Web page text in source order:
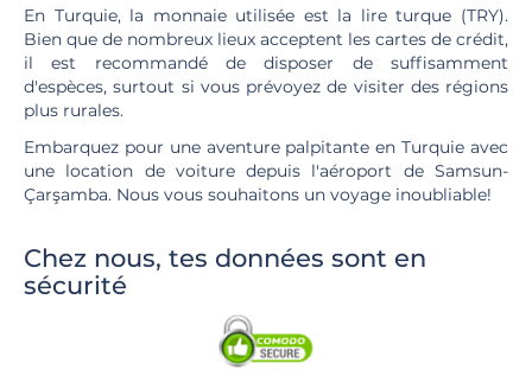
En Turquie, la monnaie utilisée est la lire turque (TRY).
Bien que de nombreux lieux acceptent les cartes de crédit,
il est recommandé de disposer de suffisamment
d'espèces, surtout si vous prévoyez de visiter des régions
plus rurales.
Embarquez pour une aventure palpitante en Turquie avec
une location de voiture depuis l'aéroport de Samsun-
Çarşamba. Nous vous souhaitons un voyage inoubliable!
Chez nous, tes données sont en
sécurité